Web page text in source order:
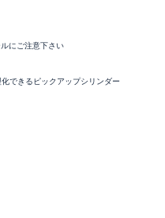
にご注意下さい
できるピックアップシリンダー